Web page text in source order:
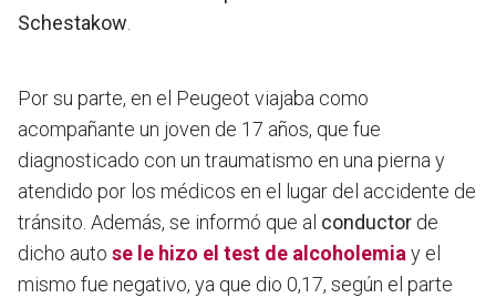
Schestakow
Por su parte, en el Peugeot viajaba como
acompañante un joven de 17 años, que fue
diagnosticado con un traumatismo en una pierna y
atendido por los médicos en el lugar del accidente de
tránsito. Además, se informó que al conductor de
dicho auto se le hizo el test de alcoholemia y el
mismo fue negativo, ya que dio 0,17, según el parte